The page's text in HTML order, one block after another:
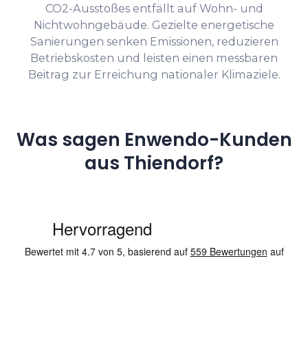
CO2-Ausstoßes entfällt auf Wohn- und
Nichtwohngebäude. Gezielte energetische
Sanierungen senken Emissionen, reduzieren
Betriebskosten und leisten einen messbaren
Beitrag zur Erreichung nationaler Klimaziele.
Was sagen Enwendo-Kunden
aus Thiendorf?